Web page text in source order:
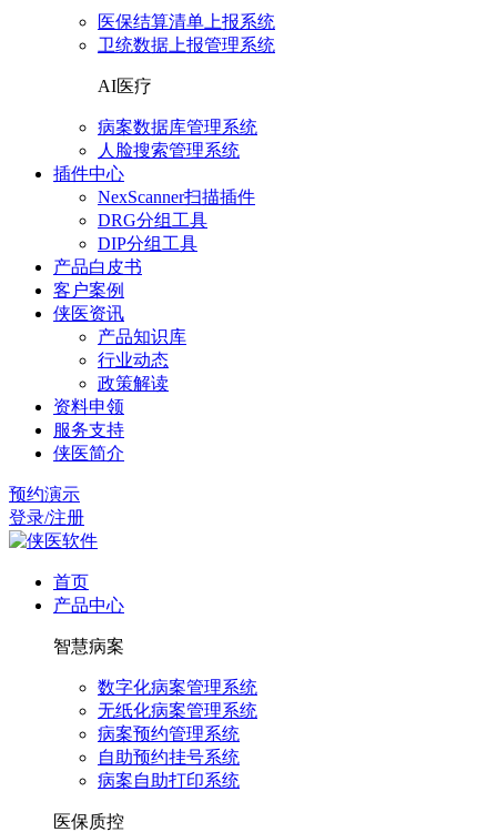
医保结算清单上报系统
卫统数据上报管理系统
AI医疗
病案数据库管理系统
人脸搜索管理系统
插件中心
NexScanner扫描插件
DRG分组工具
DIP分组工具
产品白皮书
客户案例
侠医资讯
产品知识库
行业动态
政策解读
资料申领
服务支持
侠医简介
预约演示
登录/注册
首页
产品中心
智慧病案
数字化病案管理系统
无纸化病案管理系统
病案预约管理系统
自助预约挂号系统
病案自助打印系统
医保质控